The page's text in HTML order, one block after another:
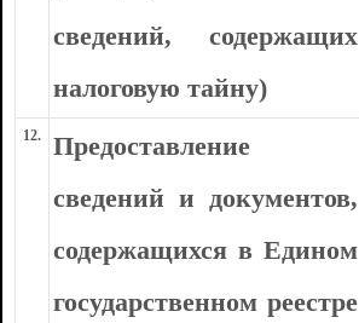
сведений, содержащих
налоговую тайну)
12.
Предоставление
сведений и документов,
содержащихся в Едином
государственном реестре